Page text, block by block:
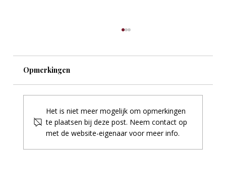
Opmerkingen
Het is niet meer mogelijk om opmerkingen
te plaatsen bij deze post. Neem contact op
met de website-eigenaar voor meer info.